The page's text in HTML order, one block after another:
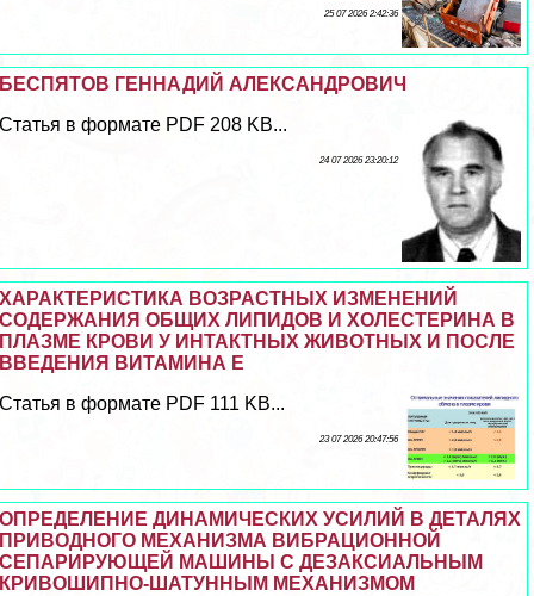
25 07 2026 2:42:36
БЕСПЯТОВ ГЕННАДИЙ АЛЕКСАНДРОВИЧ
Статья в формате PDF 208 KB...
24 07 2026 23:20:12
ХАРАКТЕРИСТИКА ВОЗРАСТНЫХ ИЗМЕНЕНИЙ
СОДЕРЖАНИЯ ОБЩИХ ЛИПИДОВ И ХОЛЕСТЕРИНА В
ПЛАЗМЕ КРОВИ У ИНТАКТНЫХ ЖИВОТНЫХ И ПОСЛЕ
ВВЕДЕНИЯ ВИТАМИНА Е
Статья в формате PDF 111 KB...
23 07 2026 20:47:56
ОПРЕДЕЛЕНИЕ ДИНАМИЧЕСКИХ УСИЛИЙ В ДЕТАЛЯХ
ПРИВОДНОГО МЕХАНИЗМА ВИБРАЦИОННОЙ
СЕПАРИРУЮЩЕЙ МАШИНЫ С ДЕЗАКСИАЛЬНЫМ
КРИВОШИПНО-ШАТУННЫМ МЕХАНИЗМОМ